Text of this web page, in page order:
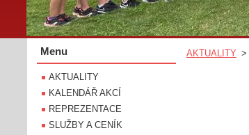
AKTUALITY >
Menu
AKTUALITY
KALENDÁŘ AKCÍ
REPREZENTACE
SLUŽBY A CENÍK